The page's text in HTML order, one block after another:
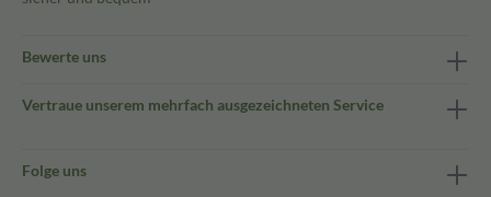
Bewerte uns
Vertraue unserem mehrfach ausgezeichneten Service
Folge uns